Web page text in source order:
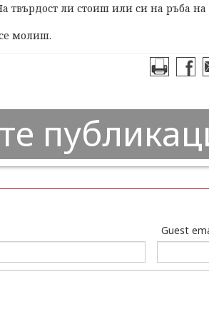
твърдост ли стоиш или си на ръба на
молиш.
Guest